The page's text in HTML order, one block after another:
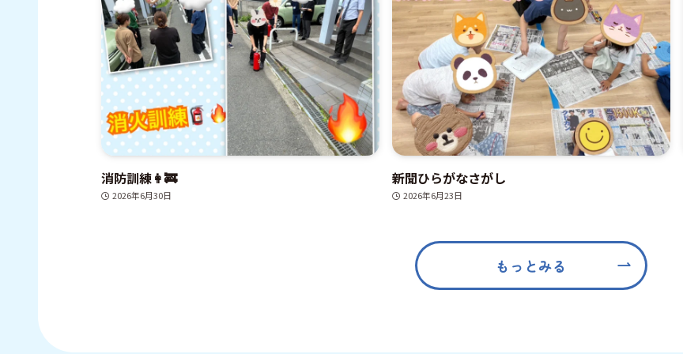
消防訓練👩‍🚒
2026年6月30日
新聞ひらがなさがし
2026年6月23日
もっとみる